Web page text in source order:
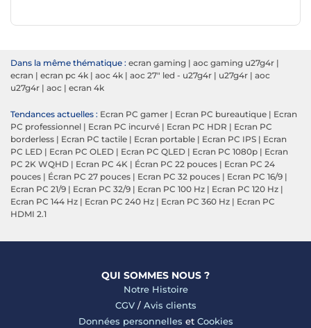
Dans la même thématique : ecran gaming | aoc gaming u27g4r |
ecran | ecran pc 4k | aoc 4k | aoc 27" led - u27g4r | u27g4r | aoc
u27g4r | aoc | ecran 4k
Tendances actuelles : Ecran PC gamer | Ecran PC bureautique | Ecran
PC professionnel | Ecran PC incurvé | Ecran PC HDR | Ecran PC
borderless | Ecran PC tactile | Ecran portable | Ecran PC IPS | Ecran
PC LED | Ecran PC OLED | Ecran PC QLED | Ecran PC 1080p | Ecran
PC 2K WQHD | Ecran PC 4K | Écran PC 22 pouces | Ecran PC 24
pouces | Écran PC 27 pouces | Ecran PC 32 pouces | Ecran PC 16/9 |
Ecran PC 21/9 | Ecran PC 32/9 | Ecran PC 100 Hz | Ecran PC 120 Hz |
Ecran PC 144 Hz | Ecran PC 240 Hz | Ecran PC 360 Hz | Ecran PC
HDMI 2.1
QUI SOMMES NOUS ?
Notre Histoire
CGV/ Avis clients
Données personnelles et Cookies